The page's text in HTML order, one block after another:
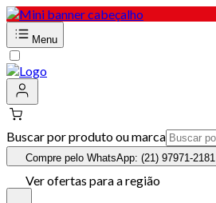
Menu
Buscar por produto ou marca
Compre pelo WhatsApp: (21) 97971-2181
Ver ofertas para a região